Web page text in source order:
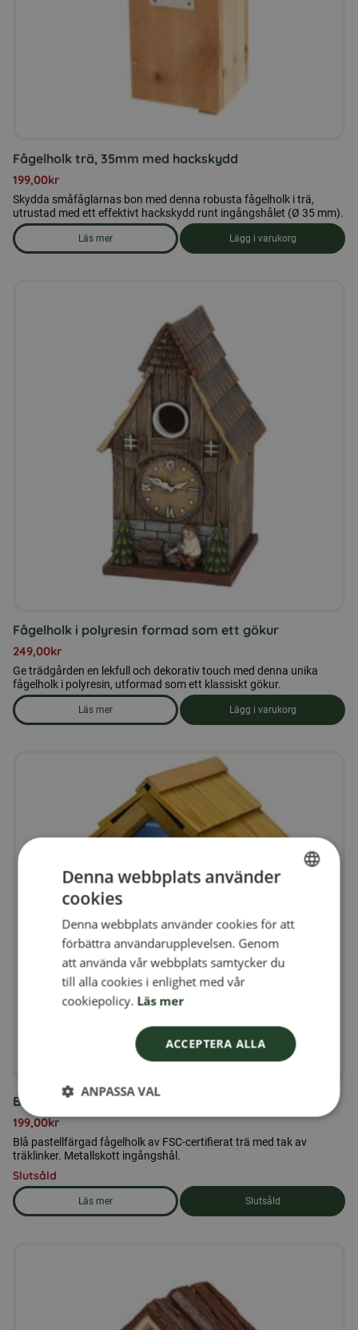
Fågelholk trä, 35mm med hackskydd
199,00kr
Skydda småfåglarnas bon med denna robusta fågelholk i trä,
utrustad med ett effektivt hackskydd runt ingångshålet (Ø 35 mm).
Läs mer
om produkten Fågelholk trä, 35mm med hackskydd
Lägg i varukorg
Fågelholk i polyresin formad som ett gökur
249,00kr
Ge trädgården en lekfull och dekorativ touch med denna unika
fågelholk i polyresin, utformad som ett klassiskt gökur.
Läs mer
om produkten Fågelholk i polyresin formad som ett gökur
Lägg i varukorg
Blå fågelholk
199,00kr
Blå pastellfärgad fågelholk av FSC-certifierat trä med tak av
träklinker. Metallskott ingångshål.
Slutsåld
Läs mer
om produkten Blå fågelholk
Slutsåld
FINNISH
DANISH
Denna webbplats använder
cookies
Denna webbplats använder cookies för att
förbättra användarupplevelsen. Genom
att använda vår webbplats samtycker du
till alla cookies i enlighet med vår
cookiepolicy. Läs mer
ACCEPTERA ALLA
ANPASSA VAL